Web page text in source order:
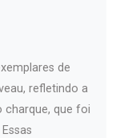
de
refletindo a
charque, que foi